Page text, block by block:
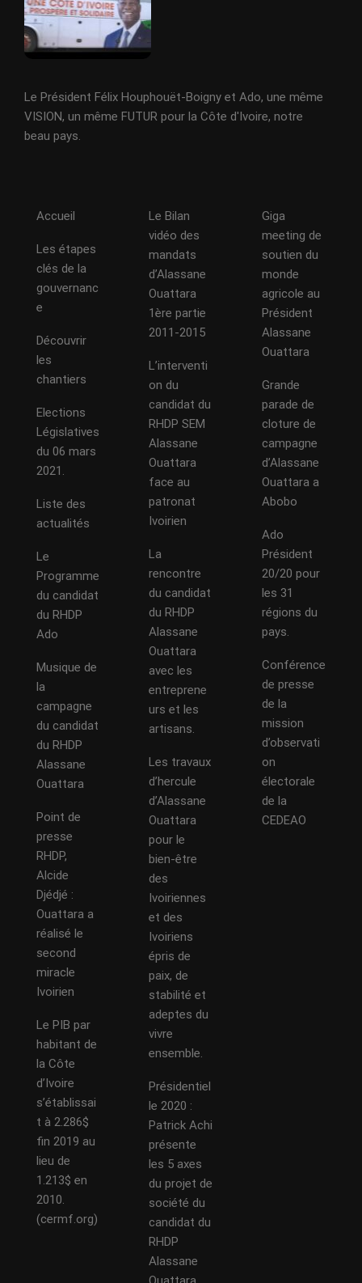
Le Président Félix Houphouët-Boigny et Ado, une même
VISION, un même FUTUR pour la Côte d'Ivoire, notre
beau pays.
Accueil
Les étapes
clés de la
gouvernanc
e
Découvrir
les
chantiers
Elections
Législatives
du 06 mars
2021.
Liste des
actualités
Le
Programme
du candidat
du RHDP
Ado
Musique de
la
campagne
du candidat
du RHDP
Alassane
Ouattara
Point de
presse
RHDP,
Alcide
Djédjé :
Ouattara a
réalisé le
second
miracle
Ivoirien
Le PIB par
habitant de
la Côte
d’Ivoire
s’établissai
t à 2.286$
fin 2019 au
lieu de
1.213$ en
2010.
(cermf.org)
Le Bilan
vidéo des
mandats
d’Alassane
Ouattara
1ère partie
2011-2015
L’interventi
on du
candidat du
RHDP SEM
Alassane
Ouattara
face au
patronat
Ivoirien
La
rencontre
du candidat
du RHDP
Alassane
Ouattara
avec les
entreprene
urs et les
artisans.
Les travaux
d’hercule
d’Alassane
Ouattara
pour le
bien-être
des
Ivoiriennes
et des
Ivoiriens
épris de
paix, de
stabilité et
adeptes du
vivre
ensemble.
Présidentiel
le 2020 :
Patrick Achi
présente
les 5 axes
du projet de
société du
candidat du
RHDP
Alassane
Giga
meeting de
soutien du
monde
agricole au
Président
Alassane
Ouattara
Grande
parade de
cloture de
campagne
d’Alassane
Ouattara a
Abobo
Ado
Président
20/20 pour
les 31
régions du
pays.
Conférence
de presse
de la
mission
d’observati
on
électorale
de la
CEDEAO